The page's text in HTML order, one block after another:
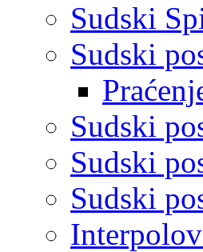
Sudski
Sudski
Sudski
Sudski
Sudski